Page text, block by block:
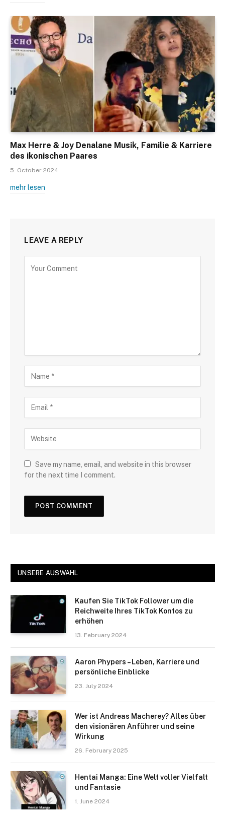
Max Herre & Joy Denalane Musik, Familie & Karriere
des ikonischen Paares
5. October 2024
mehr lesen
LEAVE A REPLY
Save my name, email, and website in this browser
for the next time I comment.
UNSERE AUSWAHL
Kaufen Sie TikTok Follower um die
Reichweite Ihres TikTok Kontos zu
erhöhen
13. February 2024
Aaron Phypers – Leben, Karriere und
persönliche Einblicke
23. July 2024
Wer ist Andreas Macherey? Alles über
den visionären Anführer und seine
Wirkung
26. February 2025
Hentai Manga: Eine Welt voller Vielfalt
und Fantasie
1. June 2024